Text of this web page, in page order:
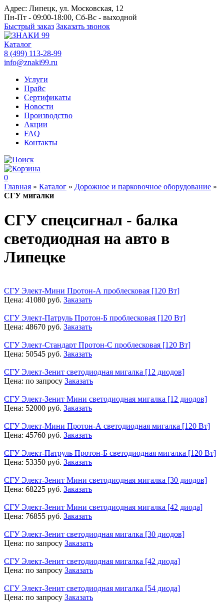
Адрес: Липецк, ул. Московская, 12
Пн-Пт - 09:00-18:00, Сб-Вс - выходной
Быстрый заказ Заказать звонок
Каталог
8 (499) 113-28-99
info@znaki99.ru
Услуги
Прайс
Сертификаты
Новости
Производство
Акции
FAQ
Контакты
0
Главная » Каталог » Дорожное и парковочное оборудование »
СГУ мигалки
СГУ спецсигнал - балка
светодиодная на авто в
Липецке
СГУ Элект-Мини Протон-А проблесковая [120 Вт]
Цена: 41080 руб. Заказать
СГУ Элект-Патруль Протон-Б проблесковая [120 Вт]
Цена: 48670 руб. Заказать
СГУ Элект-Стандарт Протон-С проблесковая [120 Вт]
Цена: 50545 руб. Заказать
СГУ Элект-Зенит светодиодная мигалка [12 диодов]
Цена: по запросу Заказать
СГУ Элект-Зенит Мини светодиодная мигалка [12 диодов]
Цена: 52000 руб. Заказать
СГУ Элект-Мини Протон-А светодиодная мигалка [120 Вт]
Цена: 45760 руб. Заказать
СГУ Элект-Патруль Протон-Б светодиодная мигалка [120 Вт]
Цена: 53350 руб. Заказать
СГУ Элект-Зенит Мини светодиодная мигалка [30 диодов]
Цена: 68225 руб. Заказать
СГУ Элект-Зенит Мини светодиодная мигалка [42 диода]
Цена: 76855 руб. Заказать
СГУ Элект-Зенит светодиодная мигалка [30 диодов]
Цена: по запросу Заказать
СГУ Элект-Зенит светодиодная мигалка [42 диода]
Цена: по запросу Заказать
СГУ Элект-Зенит светодиодная мигалка [54 диода]
Цена: по запросу Заказать